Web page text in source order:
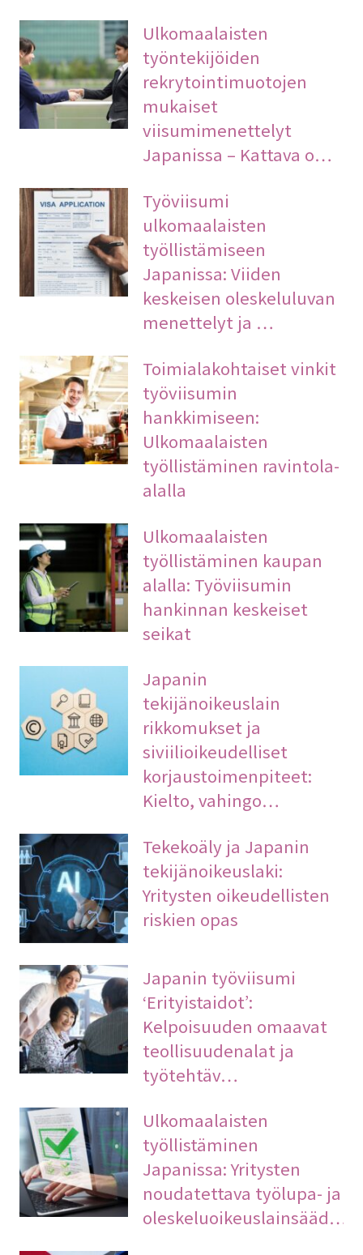
Ulkomaalaisten
työntekijöiden
rekrytointimuotojen
mukaiset
viisumimenettelyt
Japanissa – Kattava o…
Työviisumi
ulkomaalaisten
työllistämiseen
Japanissa: Viiden
keskeisen oleskeluluvan
menettelyt ja …
Toimialakohtaiset vinkit
työviisumin
hankkimiseen:
Ulkomaalaisten
työllistäminen ravintola-
alalla
Ulkomaalaisten
työllistäminen kaupan
alalla: Työviisumin
hankinnan keskeiset
seikat
Japanin
tekijänoikeuslain
rikkomukset ja
siviilioikeudelliset
korjaustoimenpiteet:
Kielto, vahingo…
Tekekoäly ja Japanin
tekijänoikeuslaki:
Yritysten oikeudellisten
riskien opas
Japanin työviisumi
‘Erityistaidot’:
Kelpoisuuden omaavat
teollisuudenalat ja
työtehtäv…
Ulkomaalaisten
työllistäminen
Japanissa: Yritysten
noudatettava työlupa- ja
oleskeluoikeuslainsääd…